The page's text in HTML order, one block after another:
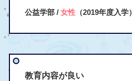
公益学部 / 女性（2019年度入学）
教育内容が良い